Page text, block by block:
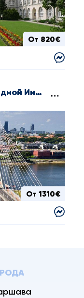
От 820€
Университет Прикладной Информатики и Управления под эгидой Польской Академии Наук
От 1310€